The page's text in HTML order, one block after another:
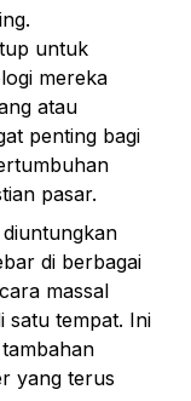
untuk
mereka
atau
penting bagi
pasar.
di berbagai
massal
satu tempat. Ini
yang terus